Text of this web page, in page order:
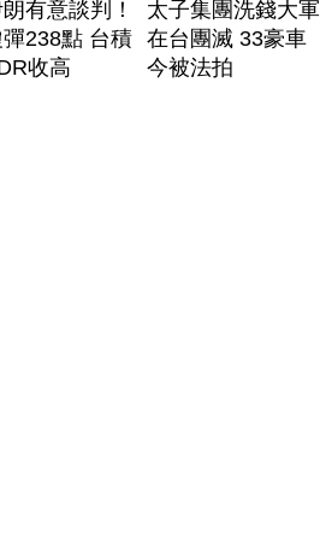
有意談判！
238點 台積
收高
太子集團洗錢大軍
在台團滅 33豪車
今被法拍